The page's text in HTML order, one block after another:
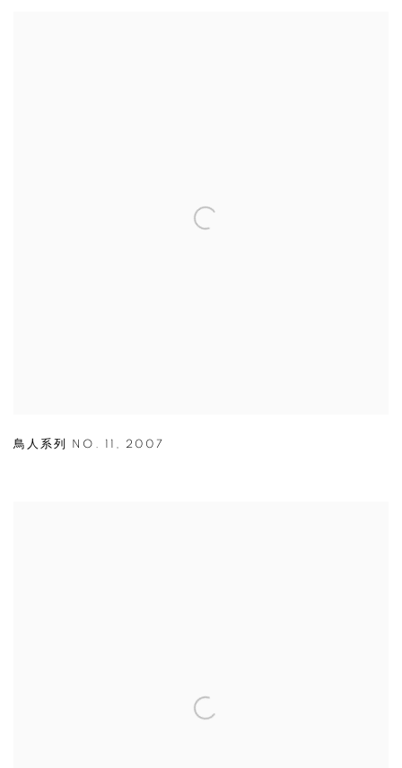
鳥人系列 NO. 11 , 2007